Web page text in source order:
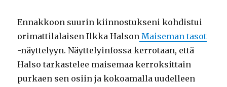
Ennakkoon suurin kiinnostukseni kohdistui
orimattilalaisen Ilkka Halson Maiseman tasot
-näyttelyyn. Näyttelyinfossa kerrotaan, että
Halso tarkastelee maisemaa kerroksittain
purkaen sen osiin ja kokoamalla uudelleen